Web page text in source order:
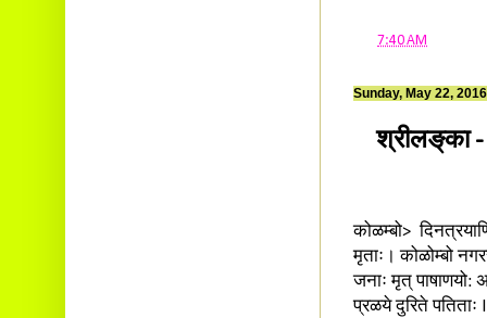
7:40 AM
Sunday, May 22, 2016
श्रीलङ्‌का -
कोळम्बो>
मृताः। कोळोम्बो
जनाः मृत् पाषाणयो:
प्रळये दुरिते पतिताः I